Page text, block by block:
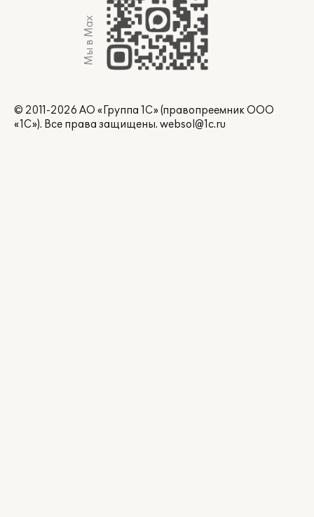
Мы в Max
© 2011-2026 АО «Группа 1С» (правопреемник ООО
«1С»). Все права защищены. websol@1c.ru